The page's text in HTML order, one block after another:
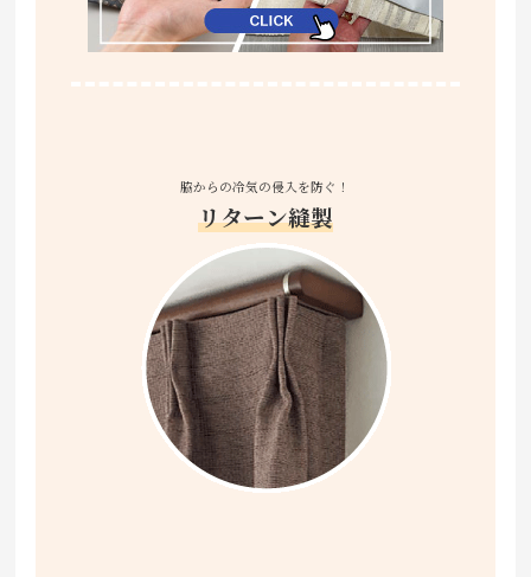
脇からの冷気の侵入を防ぐ！
リターン縫製